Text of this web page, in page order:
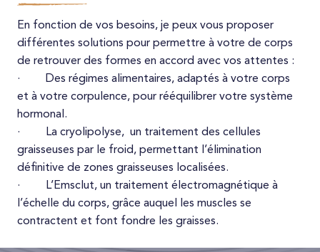
En fonction de vos besoins, je peux vous proposer
différentes solutions pour permettre à votre de corps
de retrouver des formes en accord avec vos attentes :
· Des régimes alimentaires, adaptés à votre corps
et à votre corpulence, pour rééquilibrer votre système
hormonal.
· La cryolipolyse, un traitement des cellules
graisseuses par le froid, permettant l’élimination
définitive de zones graisseuses localisées.
· L’Emsclut, un traitement électromagnétique à
l’échelle du corps, grâce auquel les muscles se
contractent et font fondre les graisses.